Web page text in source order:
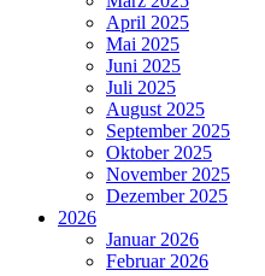
April 2025
Mai 2025
Juni 2025
Juli 2025
August 2025
September 2025
Oktober 2025
November 2025
Dezember 2025
2026
Januar 2026
Februar 2026